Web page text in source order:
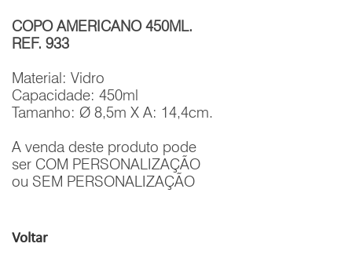
COPO AMERICANO 450ML.
REF. 933
Material: Vidro
Capacidade: 450ml
Tamanho: Ø 8,5m X A: 14,4cm.
A venda deste produto pode
ser COM PERSONALIZAÇÃO
ou SEM PERSONALIZAÇÃO
Voltar